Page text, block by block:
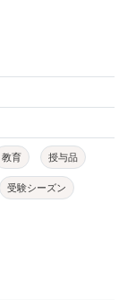
教育 授与品
受験シーズン